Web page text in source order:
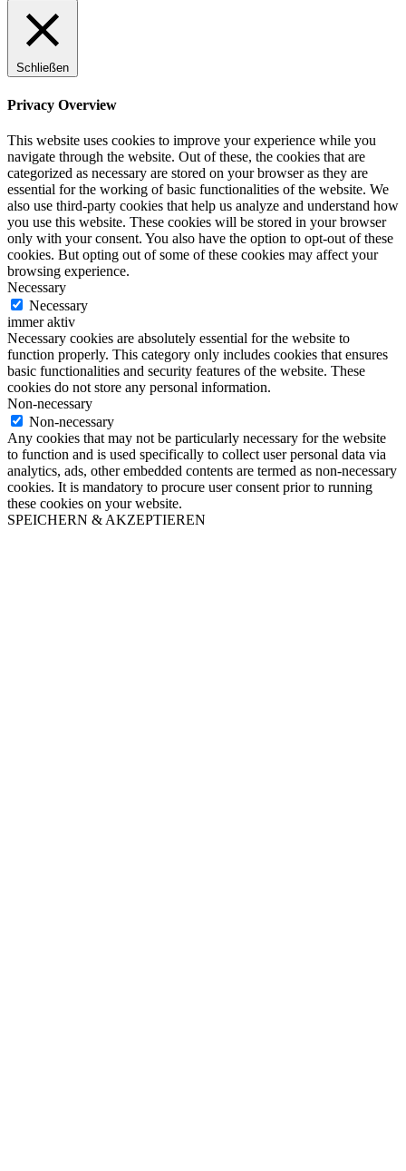
Schließen
Privacy Overview
This website uses cookies to improve your experience while you
navigate through the website. Out of these, the cookies that are
categorized as necessary are stored on your browser as they are
essential for the working of basic functionalities of the website. We
also use third-party cookies that help us analyze and understand how
you use this website. These cookies will be stored in your browser
only with your consent. You also have the option to opt-out of these
cookies. But opting out of some of these cookies may affect your
browsing experience.
Necessary
Necessary
immer aktiv
Necessary cookies are absolutely essential for the website to
function properly. This category only includes cookies that ensures
basic functionalities and security features of the website. These
cookies do not store any personal information.
Non-necessary
Non-necessary
Any cookies that may not be particularly necessary for the website
to function and is used specifically to collect user personal data via
analytics, ads, other embedded contents are termed as non-necessary
cookies. It is mandatory to procure user consent prior to running
these cookies on your website.
SPEICHERN & AKZEPTIEREN